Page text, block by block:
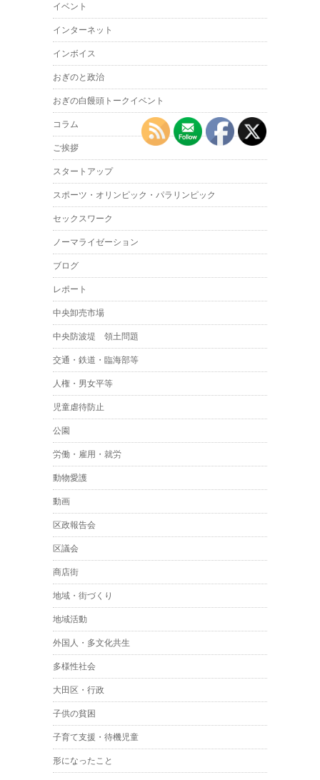
イベント
インターネット
インボイス
おぎのと政治
おぎの白饅頭トークイベント
コラム
ご挨拶
スタートアップ
スポーツ・オリンピック・パラリンピック
セックスワーク
ノーマライゼーション
ブログ
レポート
中央卸売市場
中央防波堤 領土問題
交通・鉄道・臨海部等
人権・男女平等
児童虐待防止
公園
労働・雇用・就労
動物愛護
動画
区政報告会
区議会
商店街
地域・街づくり
地域活動
外国人・多文化共生
多様性社会
大田区・行政
子供の貧困
子育て支援・待機児童
形になったこと